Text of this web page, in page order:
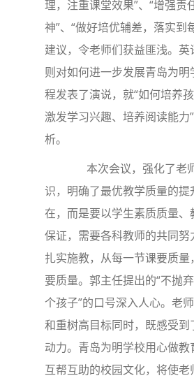
理，注重课堂效果”、“增强责
神”、“做好培优辅差，落实到
建议，令老师们获益匪浅。
则对如何进一步发展青岛为
程发表了演说，就“如何培养孩
激发学习兴趣、培养阅读能力
析。
本次会议，强化了老
识，明确了最优教学质量的提
在，而是要以学生素质质量、
保证，需要各科教师的共同努
扎实施教，从每一节课要质量
要质量。郭主任提出的“不抛
个孩子”的口号深入人心。老
和重树高目标同时，既感受到
动力。青岛为明学校用心做教
互帮互助的校园文化，将使